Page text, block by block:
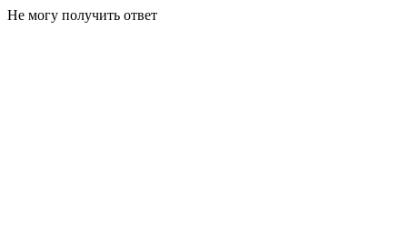
Не могу получить ответ